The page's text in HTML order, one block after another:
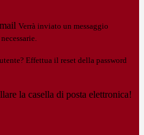
Verrà inviato un messaggio
Effettua il reset della password
la casella di posta elettronica!